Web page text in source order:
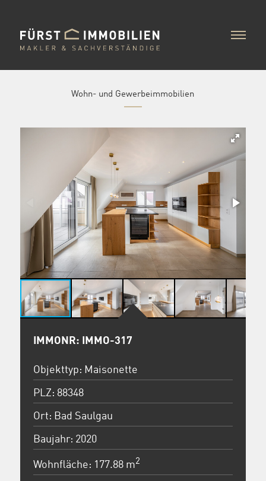
Wohn- und Gewerbeimmobilien
IMMONR: IMMO-317
Objekttyp: Maisonette
PLZ: 88348
Ort: Bad Saulgau
Baujahr: 2020
Wohnfläche: 177.88 m2